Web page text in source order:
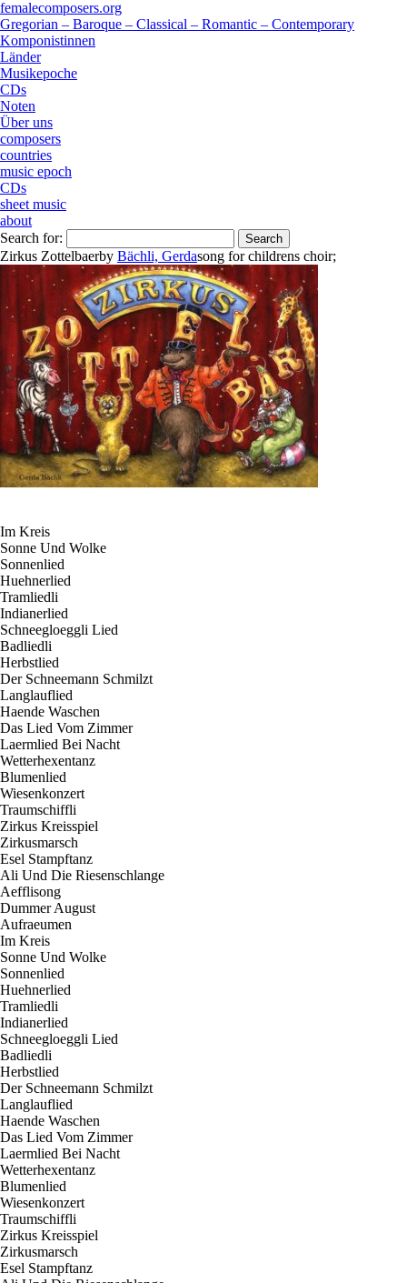
femalecomposers.org
Gregorian – Baroque – Classical – Romantic – Contemporary
Komponistinnen
Länder
Musikepoche
CDs
Noten
Über uns
composers
countries
music epoch
CDs
sheet music
about
Search for:
Zirkus Zottelbaerby Bächli, Gerdasong forchildrens choir;
Im Kreis
Sonne Und Wolke
Sonnenlied
Huehnerlied
Tramliedli
Indianerlied
Schneegloeggli Lied
Badliedli
Herbstlied
Der Schneemann Schmilzt
Langlauflied
Haende Waschen
Das Lied Vom Zimmer
Laermlied Bei Nacht
Wetterhexentanz
Blumenlied
Wiesenkonzert
Traumschiffli
Zirkus Kreisspiel
Zirkusmarsch
Esel Stampftanz
Ali Und Die Riesenschlange
Aefflisong
Dummer August
Aufraeumen
Im Kreis
Sonne Und Wolke
Sonnenlied
Huehnerlied
Tramliedli
Indianerlied
Schneegloeggli Lied
Badliedli
Herbstlied
Der Schneemann Schmilzt
Langlauflied
Haende Waschen
Das Lied Vom Zimmer
Laermlied Bei Nacht
Wetterhexentanz
Blumenlied
Wiesenkonzert
Traumschiffli
Zirkus Kreisspiel
Zirkusmarsch
Esel Stampftanz